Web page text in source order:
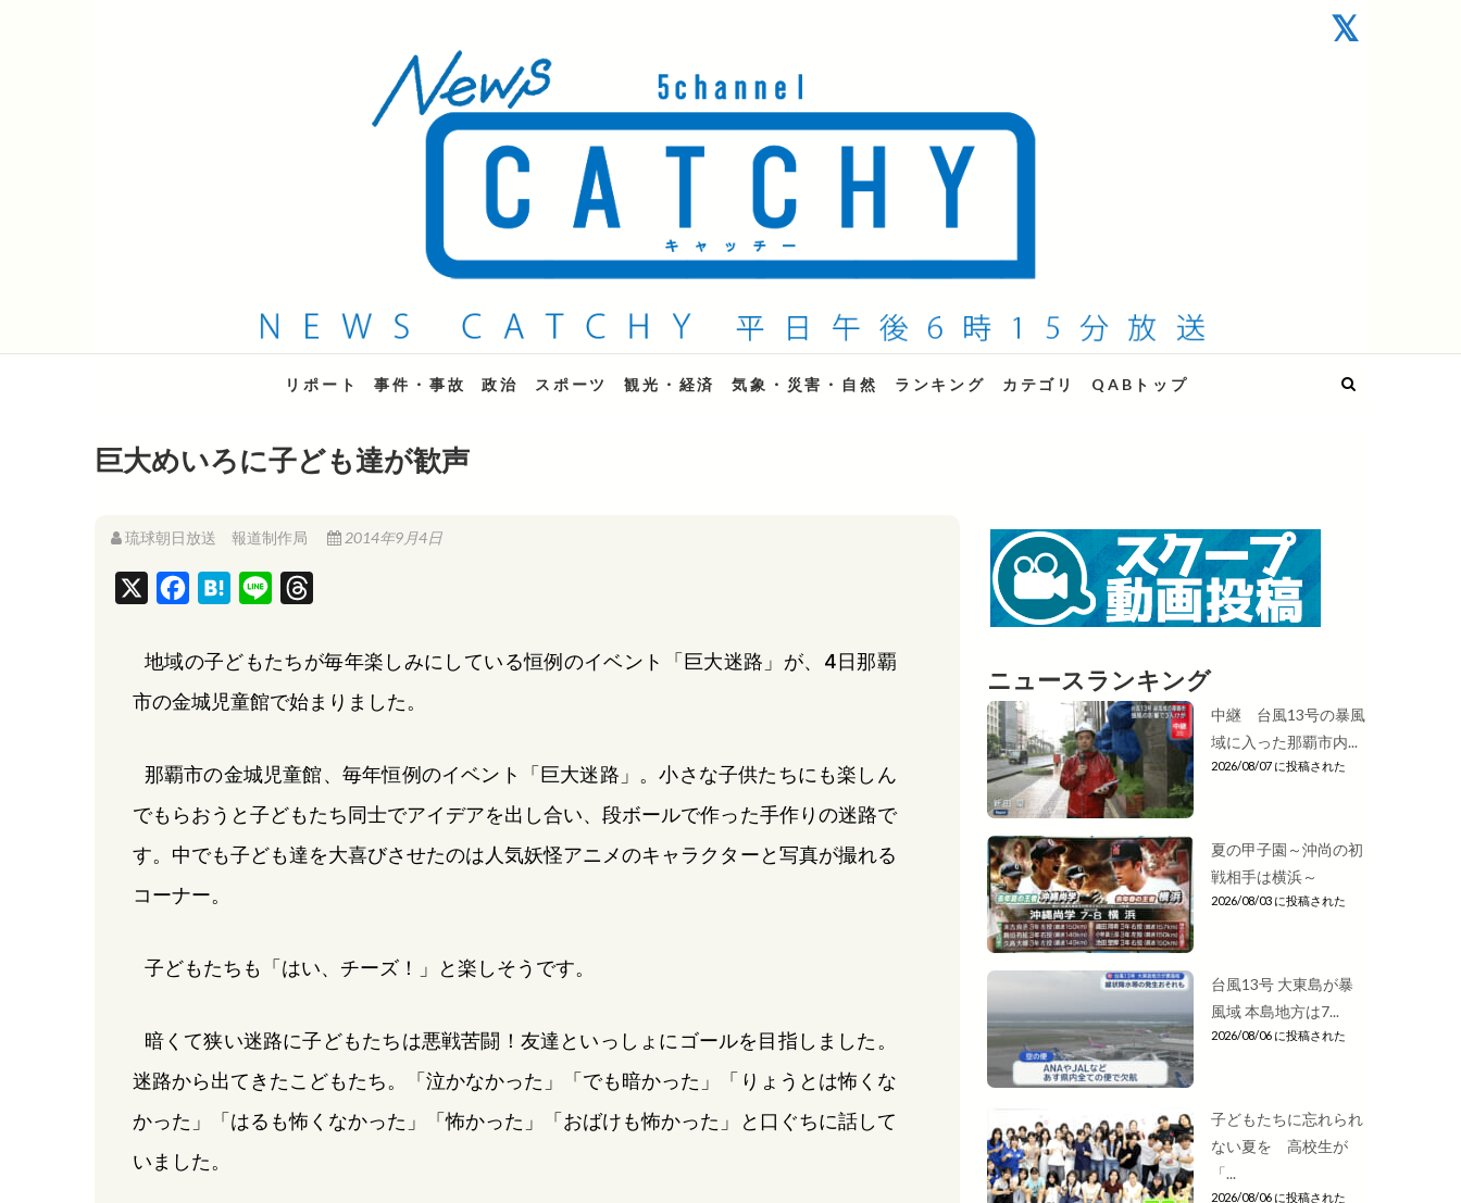
QAB NEWS Headline
キャッチー 月曜〜金曜 午後6時15分放送
リポート 事件・事故 政治 スポーツ 観光・経済 気象・災害・自然 ランキング カテゴリ QABトップ
巨大めいろに子ども達が歓声
琉球朝日放送 報道制作局 2014年9月4日
c
b
o
k
H
t
n
n
r
a
s
地域の子どもたちが毎年楽しみにしている恒例のイベント「巨大迷路」が、4日那覇
市の金城児童館で始まりました。
那覇市の金城児童館、毎年恒例のイベント「巨大迷路」。小さな子供たちにも楽しん
でもらおうと子どもたち同士でアイデアを出し合い、段ボールで作った手作りの迷路で
す。中でも子ども達を大喜びさせたのは人気妖怪アニメのキャラクターと写真が撮れる
コーナー。
子どもたちも「はい、チーズ！」と楽しそうです。
暗くて狭い迷路に子どもたちは悪戦苦闘！友達といっしょにゴールを目指しました。
迷路から出てきたこどもたち。「泣かなかった」「でも暗かった」「りょうとは怖くな
かった」「はるも怖くなかった」「怖かった」「おばけも怖かった」と口ぐちに話して
いました。
ニュースランキング
中継 台風13号の暴風
域に入った那覇市内...
2026/08/07 に投稿された
夏の甲子園～沖尚の初
戦相手は横浜～
2026/08/03 に投稿された
台風13号 大東島が暴
風域 本島地方は7...
2026/08/06 に投稿された
子どもたちに忘れられ
ない夏を 高校生が
「...
2026/08/06 に投稿された